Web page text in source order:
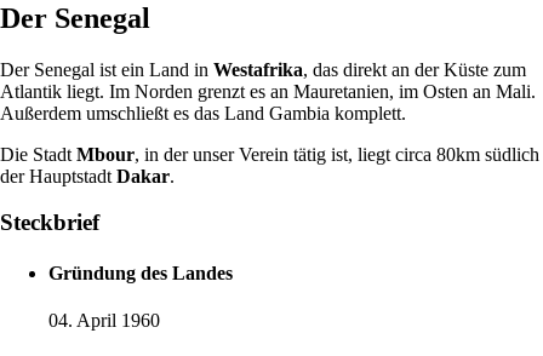
Der Senegal
Der Senegal ist ein Land in Westafrika, das direkt an der Küste zum
Atlantik liegt. Im Norden grenzt es an Mauretanien, im Osten an Mali.
Außerdem umschließt es das Land Gambia komplett.
Die Stadt Mbour, in der unser Verein tätig ist, liegt circa 80km südlich
der Hauptstadt Dakar.
Steckbrief
Gründung des Landes
04. April 1960